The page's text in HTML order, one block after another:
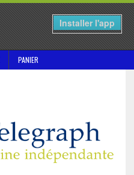
Installer l'app
PANIER